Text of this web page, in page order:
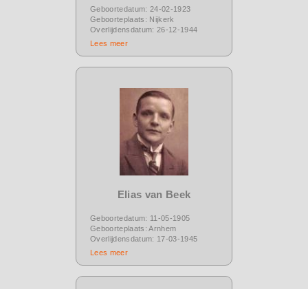
Geboortedatum: 24-02-1923
Geboorteplaats: Nijkerk
Overlijdensdatum: 26-12-1944
Lees meer
Elias van Beek
Geboortedatum: 11-05-1905
Geboorteplaats: Arnhem
Overlijdensdatum: 17-03-1945
Lees meer